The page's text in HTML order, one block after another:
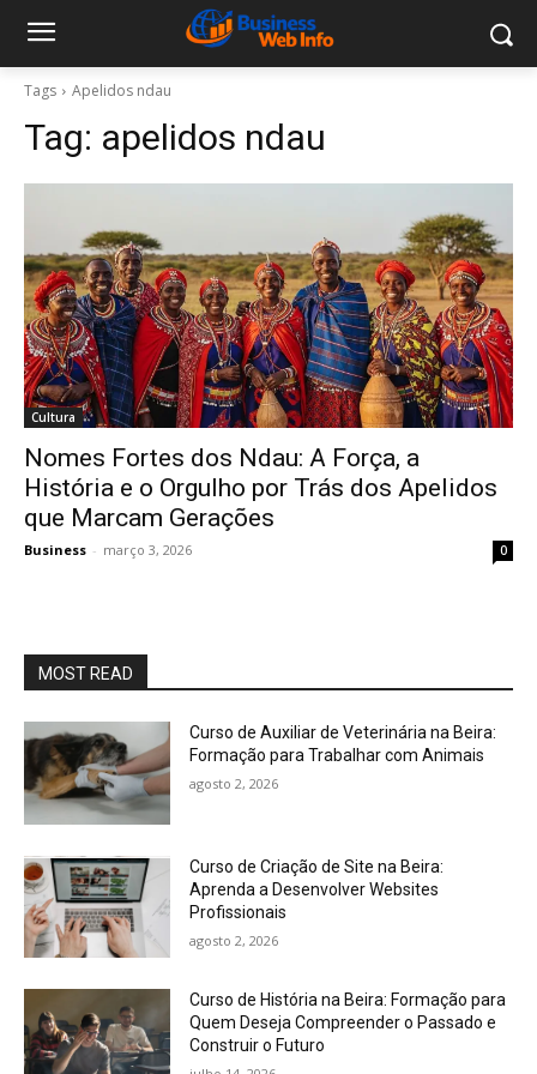
Tags Apelidos ndau
Tag: apelidos ndau
Cultura
Nomes Fortes dos Ndau: A Força, a
História e o Orgulho por Trás dos Apelidos
que Marcam Gerações
Business - março 3, 2026 0
MOST READ
Curso de Auxiliar de Veterinária na Beira:
Formação para Trabalhar com Animais
agosto 2, 2026
Curso de Criação de Site na Beira:
Aprenda a Desenvolver Websites
Profissionais
agosto 2, 2026
Curso de História na Beira: Formação para
Quem Deseja Compreender o Passado e
Construir o Futuro